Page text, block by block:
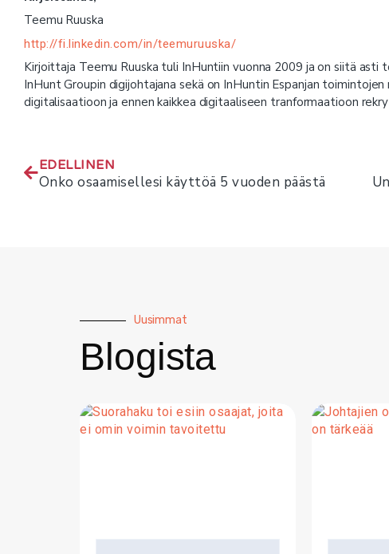
Teemu Ruuska
http://fi.linkedin.com/in/teemuruuska/
Kirjoittaja Teemu Ruuska tuli InHuntiin vuonna 2009 ja on siitä
InHunt Groupin digijohtajana sekä on InHuntin Espanjan
digitalisaatioon ja ennen kaikkea digitaaliseen tranformaatioon
EDELLINEN
Onko osaamisellesi käyttöä 5 vuoden päästä
Uusimmat
Blogista